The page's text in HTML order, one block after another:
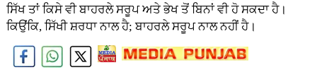
ਸਿੱਖ ਤਾਂ ਕਿਸੇ ਵੀ ਬਾਹਰਲੇ ਸਰੂਪ ਅਤੇ ਭੇਖ ਤੋਂ ਬਿਨਾਂ ਵੀ ਹੋ ਸਕਦਾ ਹੈ।
ਕਿਉਂਕਿ, ਸਿੱਖੀ ਸ਼ਰਧਾ ਨਾਲ ਹੈ; ਬਾਹਰਲੇ ਸਰੂਪ ਨਾਲ ਨਹੀਂ ਹੈ।